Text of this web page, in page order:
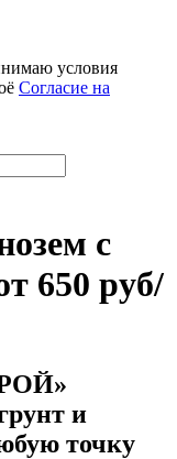
условия
Согласие на
с
650 руб/
и
точку